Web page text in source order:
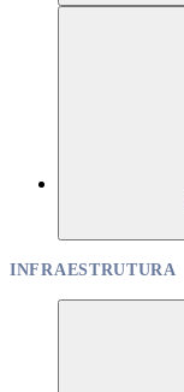
INFRAESTRUTURA